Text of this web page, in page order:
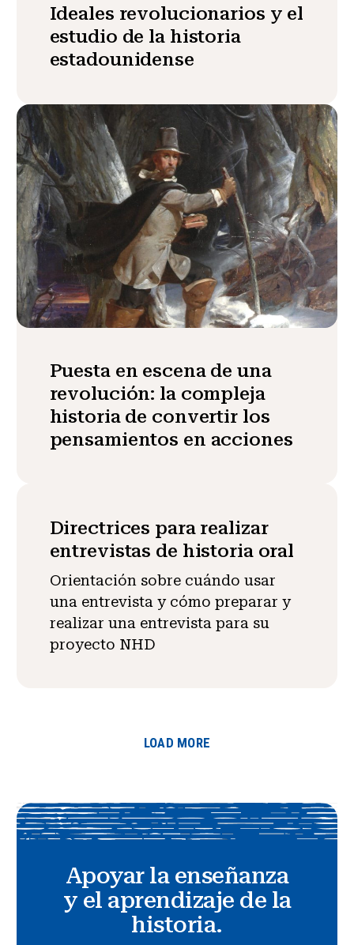
Ideales revolucionarios y el
estudio de la historia
estadounidense
Puesta en escena de una
revolución: la compleja
historia de convertir los
pensamientos en acciones
Directrices para realizar
entrevistas de historia oral
Orientación sobre cuándo usar
una entrevista y cómo preparar y
realizar una entrevista para su
proyecto NHD
LOAD MORE
Apoyar la enseñanza
y el aprendizaje de la
historia.